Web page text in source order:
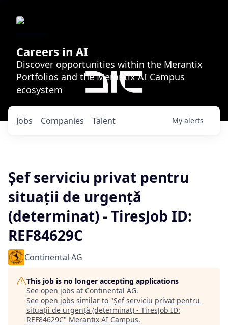
Careers in AI
Discover opportunities within the Merantix
Portfolios and the Merantix AI Campus
ecosystem
Jobs Companies Talent My alerts
Șef serviciu privat pentru
situații de urgență
(determinat) - TiresJob ID:
REF84629C
Continental AG
This job is no longer accepting applications
See open jobs at Continental AG.
See open jobs similar to "Șef serviciu privat pentru
situații de urgență (determinat) - TiresJob ID:
REF84629C" Merantix AI Campus.